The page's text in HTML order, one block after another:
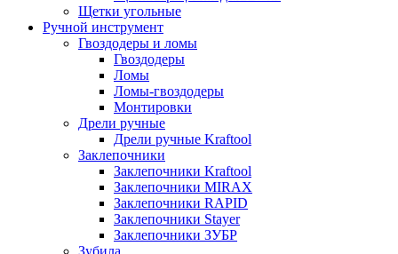
Щетки угольные
Ручной инструмент
Гвоздодеры и ломы
Гвоздодеры
Ломы
Ломы-гвоздодеры
Монтировки
Дрели ручные
Дрели ручные Kraftool
Заклепочники
Заклепочники Kraftool
Заклепочники MIRAX
Заклепочники RAPID
Заклепочники Stayer
Заклепочники ЗУБР
Зубила